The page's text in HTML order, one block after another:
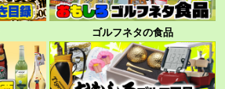
ゴルフネタの食品